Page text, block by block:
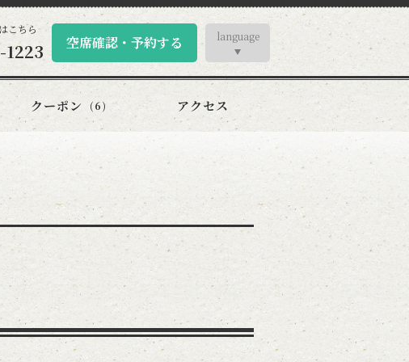
こちら
空席確認・予約する language
クーポン (6) アクセス